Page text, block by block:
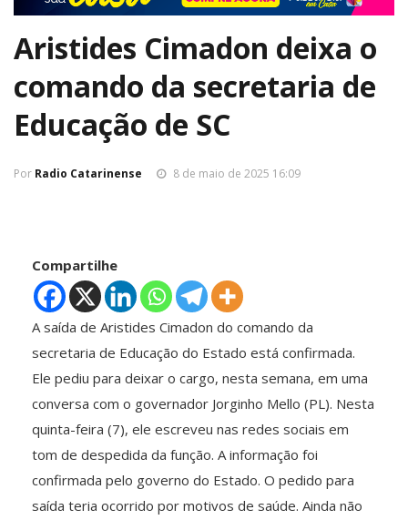
Aristides Cimadon deixa o
comando da secretaria de
Educação de SC
Por Radio Catarinense 8 de maio de 2025 16:09
Compartilhe
A saída de Aristides Cimadon do comando da
secretaria de Educação do Estado está confirmada.
Ele pediu para deixar o cargo, nesta semana, em uma
conversa com o governador Jorginho Mello (PL). Nesta
quinta-feira (7), ele escreveu nas redes sociais em
tom de despedida da função. A informação foi
confirmada pelo governo do Estado. O pedido para
saída teria ocorrido por motivos de saúde. Ainda não